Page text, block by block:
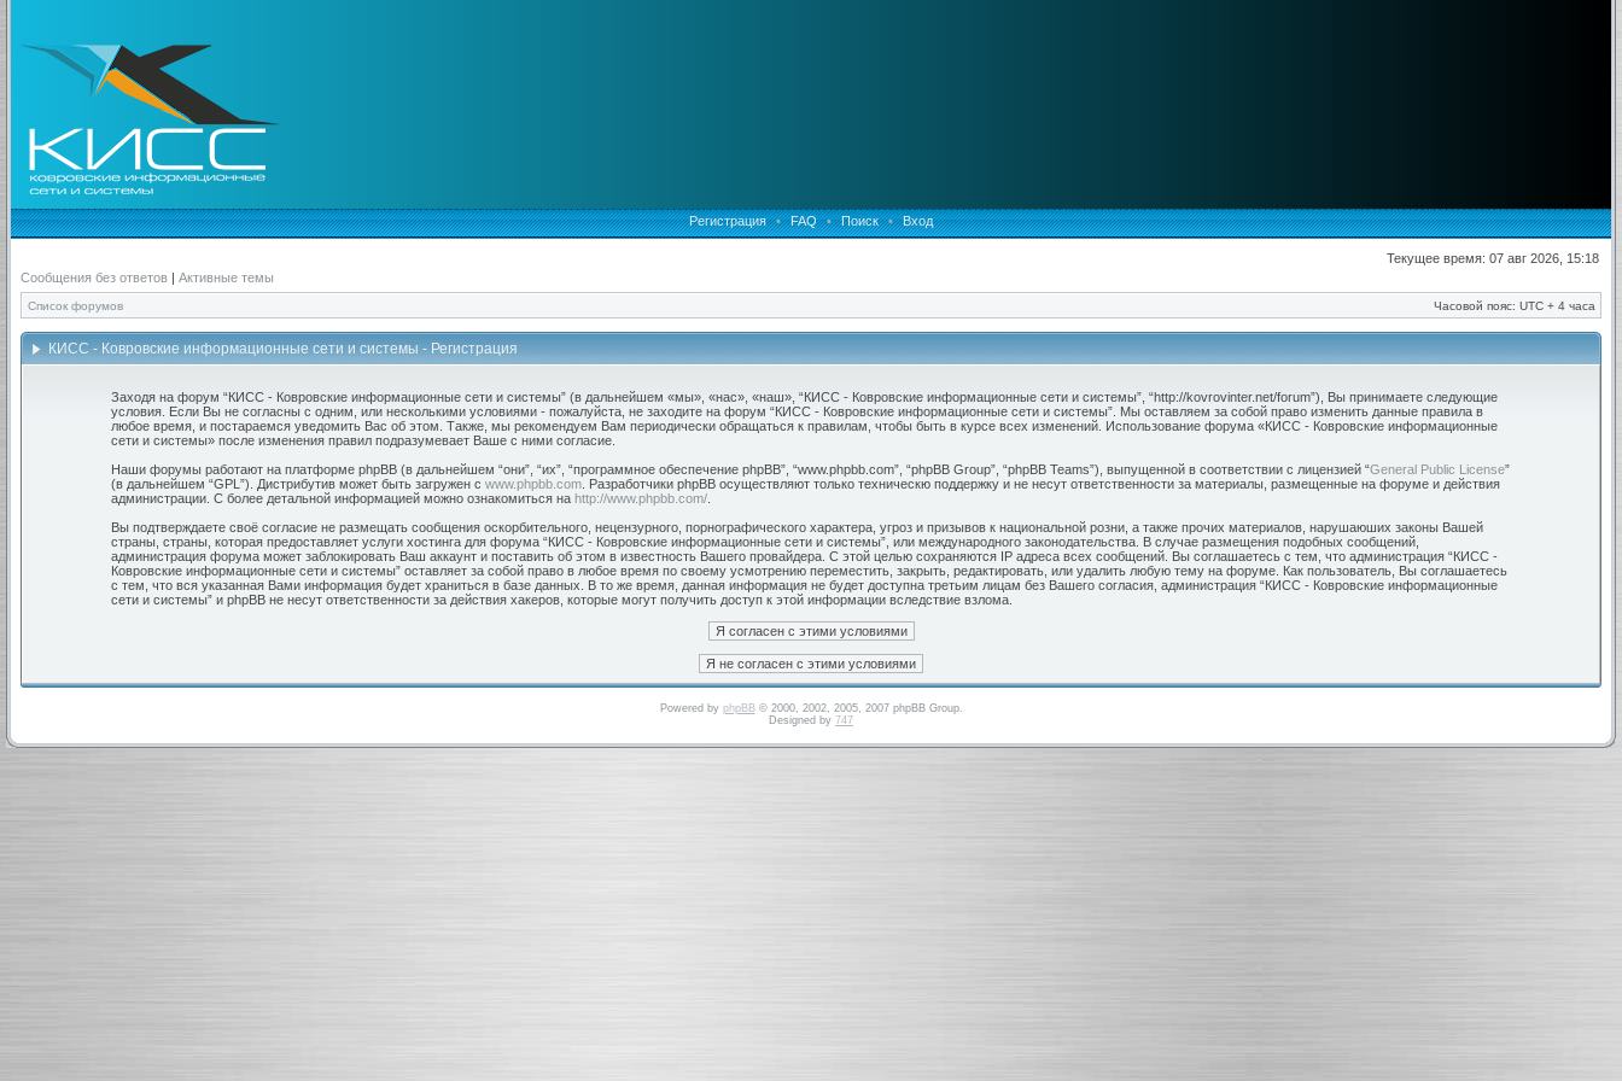
Регистрация • FAQ • Поиск • Вход
Текущее время: 07 авг 2026, 15:18
Сообщения без ответов | Активные темы
Список форумов Часовой пояс: UTC + 4 часа
КИСС - Ковровские информационные сети и системы - Регистрация
Заходя на форум “КИСС - Ковровские информационные сети и системы” (в дальнейшем «мы», «нас», «наш», “КИСС - Ковровские информационные сети и системы”, “http://kovrovinter.net/forum”), Вы принимаете следующие
условия. Если Вы не согласны с одним, или несколькими условиями - пожалуйста, не заходите на форум “КИСС - Ковровские информационные сети и системы”. Мы оставляем за собой право изменить данные правила в
любое время, и постараемся уведомить Вас об этом. Также, мы рекомендуем Вам периодически обращаться к правилам, чтобы быть в курсе всех изменений. Использование форума «КИСС - Ковровские информационные
сети и системы» после изменения правил подразумевает Ваше с ними согласие.
Наши форумы работают на платформе phpBB (в дальнейшем “они”, “их”, “программное обеспечение phpBB”, “www.phpbb.com”, “phpBB Group”, “phpBB Teams”), выпущенной в соответствии с лицензией “General Public License”
(в дальнейшем “GPL”). Дистрибутив может быть загружен с www.phpbb.com . Разработчики phpBB осуществляют только техническю поддержку и не несут ответственности за материалы, размещенные на форуме и действия
администрации. С более детальной информацией можно ознакомиться на http://www.phpbb.com/
Вы подтверждаете своё согласие не размещать сообщения оскорбительного, нецензурного, порнографического характера, угроз и призывов к национальной розни, а также прочих материалов, нарушаюших законы Вашей
страны, страны, которая предоставляет услуги хостинга для форума “КИСС - Ковровские информационные сети и системы”, или международного законодательства. В случае размещения подобных сообщений,
администрация форума может заблокировать Ваш аккаунт и поставить об этом в известность Вашего провайдера. С этой целью сохраняются IP адреса всех сообщений. Вы соглашаетесь с тем, что администрация “КИСС -
Ковровские информационные сети и системы” оставляет за собой право в любое время по своему усмотрению переместить, закрыть, редактировать, или удалить любую тему на форуме. Как пользователь, Вы соглашаетесь
с тем, что вся указанная Вами информация будет храниться в базе данных. В то же время, данная информация не будет доступна третьим лицам без Вашего согласия, администрация “КИСС - Ковровские информационные
сети и системы” и phpBB не несут ответственности за действия хакеров, которые могут получить доступ к этой информации вследствие взлома.
Powered by phpBB© 2000, 2002, 2005, 2007 phpBB Group.
Designed by 747